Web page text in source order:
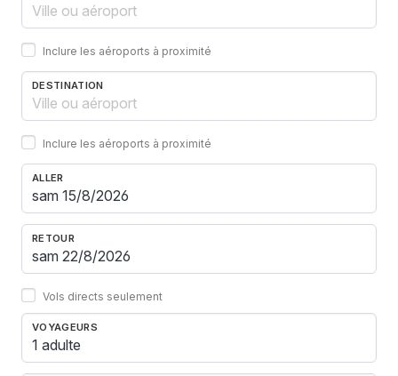
Inclure les aéroports à proximité
DESTINATION
Inclure les aéroports à proximité
ALLER
RETOUR
Vols directs seulement
VOYAGEURS
1 adulte